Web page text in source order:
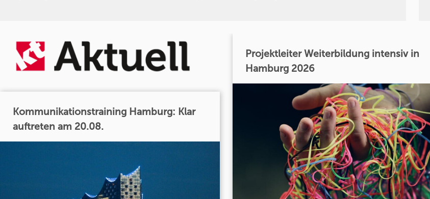
Kommunikationstraining Hamburg: Klar
auftreten am 20.08.
Projektleiter Weiterbildung intensiv in
Hamburg 2026